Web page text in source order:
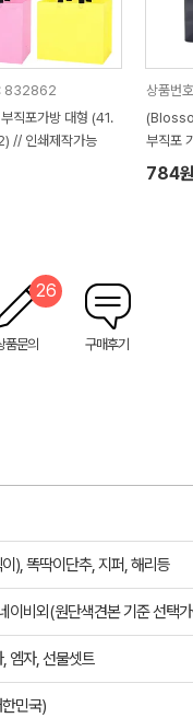
: 832862
직포가방 대형 (41.
// 인쇄제작가능
상품번
부직포
784원
품문의
26
구매후기
), 똑딱이단추, 지퍼, 해리등
이비외(원단색견본 기준 선택
엠자, 선물셋트
민국)